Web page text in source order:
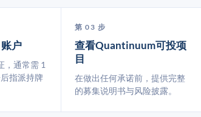
户
，通常需 1
指派持牌
第 03 步
查看Quantinuum可投项
目
在做出任何承诺前，提供完整
的募集说明书与风险披露。